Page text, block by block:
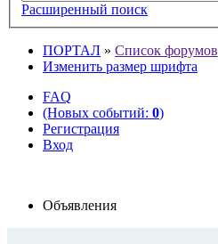
Расширенный поиск
ПОРТАЛ » Список форумов
Изменить размер шрифта
FAQ
(Новых событий: 0)
Регистрация
Вход
Объявления